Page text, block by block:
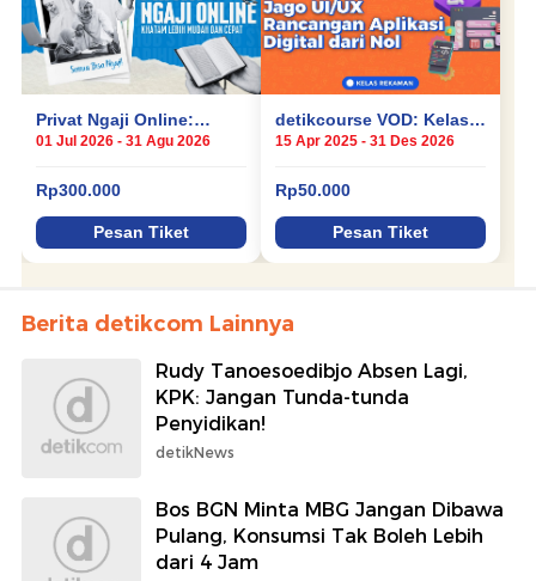
Berita detikcom Lainnya
Rudy Tanoesoedibjo Absen Lagi,
KPK: Jangan Tunda-tunda
Penyidikan!
detikNews
Bos BGN Minta MBG Jangan Dibawa
Pulang, Konsumsi Tak Boleh Lebih
dari 4 Jam